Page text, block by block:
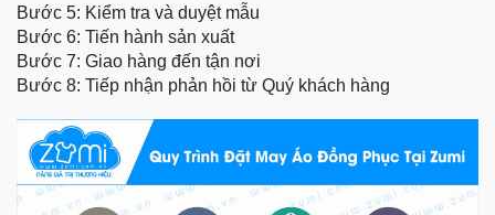
Bước 5: Kiểm tra và duyệt mẫu
Bước 6: Tiến hành sản xuất
Bước 7: Giao hàng đến tận nơi
Bước 8: Tiếp nhận phản hồi từ Quý khách hàng